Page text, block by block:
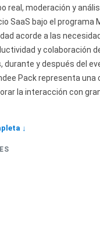
real, moderación y
SaaS bajo el programa
acorde a las
y colaboración
y después del
Pack representa
la interacción con
↓